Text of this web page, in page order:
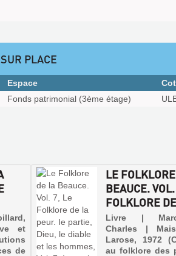
PLACE
Espace
Fonds patrimonial (3ème étage)
LE
BEAUCE.
FOLKLORE
Livre |
Charles |
Larose, 1972
au folklore des
et
de